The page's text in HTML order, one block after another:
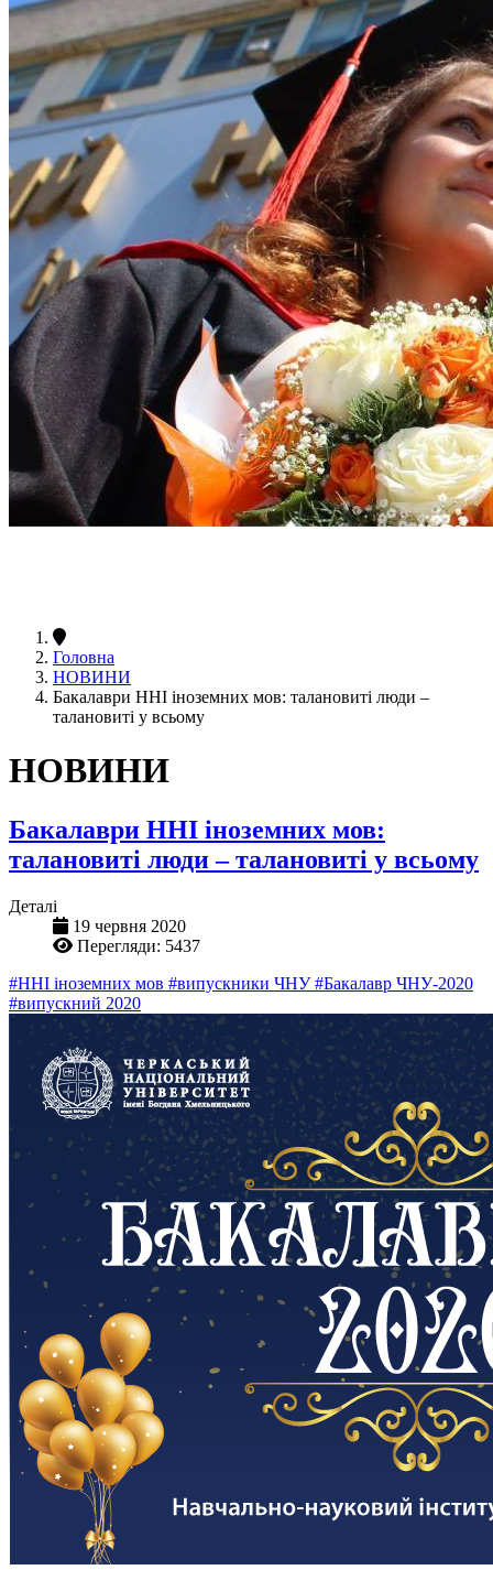
Головна
НОВИНИ
Бакалаври ННІ іноземних мов: талановиті люди –
талановиті у всьому
НОВИНИ
Бакалаври ННІ іноземних мов:
талановиті люди – талановиті у всьому
Деталі
19 червня 2020
Перегляди: 5437
#ННІ іноземних мов #випускники ЧНУ#Бакалавр ЧНУ-2020
#випускний 2020